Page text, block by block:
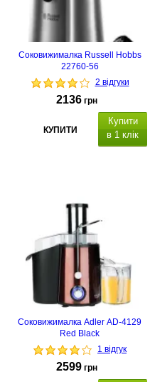
Соковижималка Russell Hobbs
22760-56
2 відгуки
2136 грн
КУПИТИ
Купити
в 1 клік
Соковижималка Adler AD-4129
Red Black
1 відгук
2599 грн